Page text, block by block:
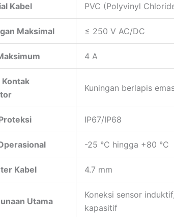
Kabel PVC (Polyvinyl
Maksimal ≤ 250 V AC/DC
4 A
Kontak
Kuningan berlapis
IP67/IP68
-25 °C hingga +80 °C
Kabel 4.7 mm
Utama
Koneksi sensor
kapasitif